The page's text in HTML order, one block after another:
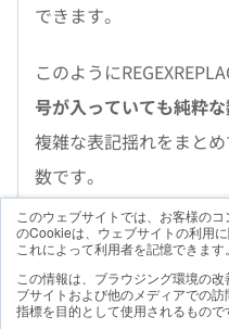
このウェブサイトでは、お客様の
のCookieは、ウェブサイトの利用
これによって利用者を記憶できます。
この情報は、ブラウジング環境の
ブサイトおよび他のメディアでの
指標を目的として使用されるもので
できます。
このように
号が入っていても純粋
複雑な表記揺れをまと
数です。
特定のパターンを
関数）